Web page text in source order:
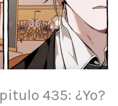
435: ¿Yo?